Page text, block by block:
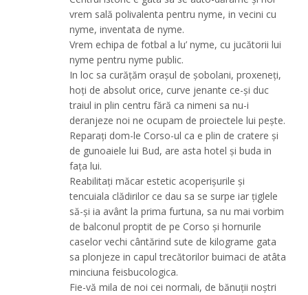
vrem sală polivalenta pentru nyme, in vecini cu
nyme, inventata de nyme.
Vrem echipa de fotbal a lu’ nyme, cu jucătorii lui
nyme pentru nyme public.
In loc sa curățăm orașul de șobolani, proxeneți,
hoți de absolut orice, curve jenante ce-și duc
traiul in plin centru fără ca nimeni sa nu-i
deranjeze noi ne ocupam de proiectele lui pește.
Reparați dom-le Corso-ul ca e plin de cratere și
de gunoaiele lui Bud, are asta hotel și buda in
fața lui.
Reabilitați măcar estetic acoperișurile și
tencuiala clădirilor ce dau sa se surpe iar țiglele
să-și ia avânt la prima furtuna, sa nu mai vorbim
de balconul proptit de pe Corso și hornurile
caselor vechi cântărind sute de kilograme gata
sa plonjeze in capul trecătorilor buimaci de atâta
minciuna feisbucologica.
Fie-vă mila de noi cei normali, de bănuții noștri